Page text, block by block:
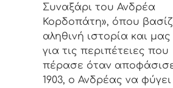
Συναξάρι του Ανδρέα
Κορδοπάτη», όπου
αληθινή ιστορία και μας
για τις περιπέτειες που
πέρασε όταν
1903, ο Ανδρέας να φύγει